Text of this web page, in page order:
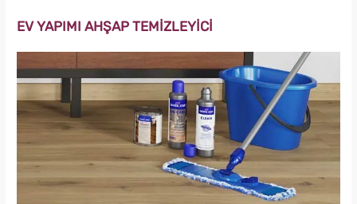
EV YAPIMI AHŞAP TEMİZLEYİCİ